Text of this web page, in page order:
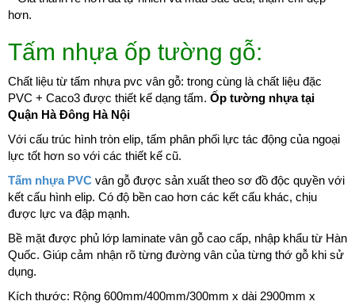
hơn.
Tấm nhựa ốp tường gỗ:
Chất liệu từ tấm nhựa pvc vân gỗ: trong cùng là chất liệu đặc
PVC + Caco3 được thiết kế dạng tấm. Ốp tường nhựa tại
Quận Hà Đông Hà Nội
Với cấu trúc hình tròn elip, tấm phân phối lực tác động của ngoại
lực tốt hơn so với các thiết kế cũ.
Tấm nhựa PVC vân gỗ được sản xuất theo sơ đồ độc quyền với
kết cấu hình elip. Có độ bền cao hơn các kết cấu khác, chịu
được lực va đập mạnh.
Bề mặt được phủ lớp laminate vân gỗ cao cấp, nhập khẩu từ Hàn
Quốc. Giúp cảm nhận rõ từng đường vân của từng thớ gỗ khi sử
dụng.
Kích thước: Rộng 600mm/400mm/300mm x dài 2900mm x